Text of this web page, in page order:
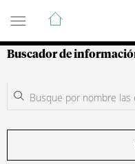
Guía de
Buscador de